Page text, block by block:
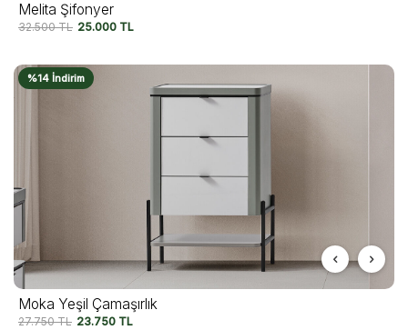
Melita Şifonyer
32.500TL 25.000 TL
%14 İndirim
Moka Yeşil Çamaşırlık
27.750TL 23.750 TL